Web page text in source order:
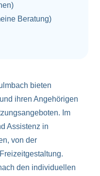
Beratung)
bieten
ihren Angehörigen
Im
Assistenz in
von der
den individuellen